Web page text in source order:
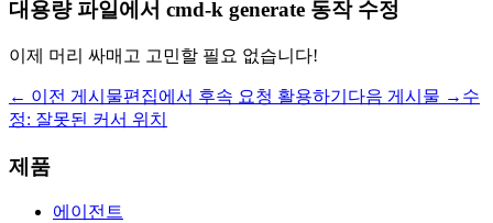
대용량 파일에서 cmd-k generate 동작 수정
이제 머리 싸매고 고민할 필요 없습니다!
← 이전 게시물편집에서 후속 요청 활용하기 다음 게시물 → 수
정: 잘못된 커서 위치
제품
에이전트